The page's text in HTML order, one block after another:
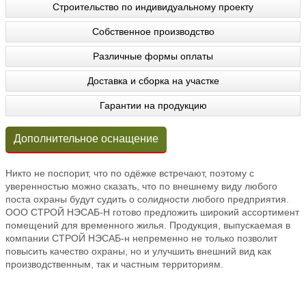
Строительство по индивидуальному проекту
Собственное производство
Различные формы оплаты
Доставка и сборка на участке
Гарантии на продукцию
Дополнительное оснащение
Никто не поспорит, что по одёжке встречают, поэтому с
уверенностью можно сказать, что по внешнему виду любого
поста охраны будут судить о солидности любого предприятия.
ООО СТРОЙ НЭСАБ-Н готово предложить широкий ассортимент
помещений для временного жилья. Продукция, выпускаемая в
компании СТРОЙ НЭСАБ-н непременно не только позволит
повысить качество охраны, но и улучшить внешний вид как
производственным, так и частным территориям.